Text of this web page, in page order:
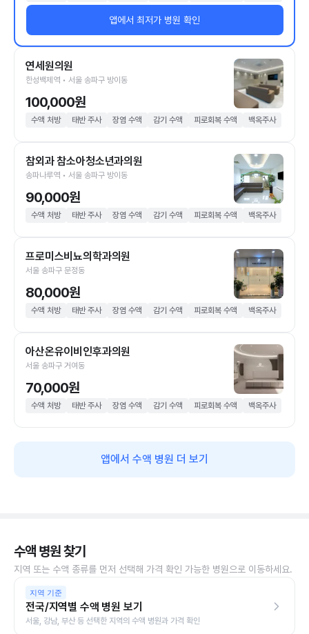
앱에서 최저가 병원 확인
연세원의원
한성백제역 • 서울 송파구 방이동
100,000원
수액 처방 태반 주사 장염 수액 감기 수액 피로회복 수액 백옥주사
참외과 참소아청소년과의원
송파나루역 • 서울 송파구 방이동
90,000원
수액 처방 태반 주사 장염 수액 감기 수액 피로회복 수액 백옥주사
프로미스비뇨의학과의원
서울 송파구 문정동
80,000원
수액 처방 태반 주사 장염 수액 감기 수액 피로회복 수액 백옥주사
아산온유이비인후과의원
서울 송파구 거여동
70,000원
수액 처방 태반 주사 장염 수액 감기 수액 피로회복 수액 백옥주사
앱에서 수액 병원 더 보기
수액 병원 찾기
지역 또는 수액 종류를 먼저 선택해 가격 확인 가능한 병원으로 이동하세요.
지역 기준
전국/지역별 수액 병원 보기
서울, 강남, 부산 등 선택한 지역의 수액 병원과 가격 확인